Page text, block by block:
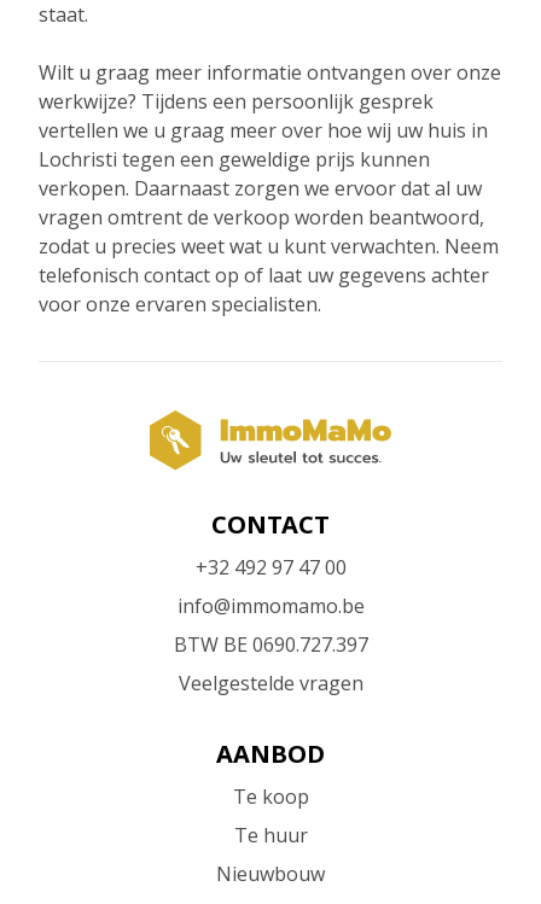
staat.
Wilt u graag meer informatie ontvangen over onze
werkwijze? Tijdens een persoonlijk gesprek
vertellen we u graag meer over hoe wij uw huis in
Lochristi tegen een geweldige prijs kunnen
verkopen. Daarnaast zorgen we ervoor dat al uw
vragen omtrent de verkoop worden beantwoord,
zodat u precies weet wat u kunt verwachten. Neem
telefonisch contact op of laat uw gegevens achter
voor onze ervaren specialisten.
CONTACT
+32 492 97 47 00
info@immomamo.be
BTW BE 0690.727.397
Veelgestelde vragen
AANBOD
Te koop
Te huur
Nieuwbouw